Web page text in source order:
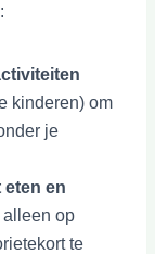
kinderen) om
je
eten en
alleen op
te